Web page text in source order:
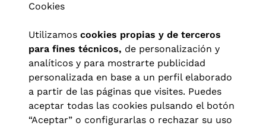
Cookies
Utilizamos cookies propias y de terceros
para fines técnicos, de personalización y
analíticos y para mostrarte publicidad
personalizada en base a un perfil elaborado
a partir de las páginas que visites. Puedes
aceptar todas las cookies pulsando el botón
“Aceptar” o configurarlas o rechazar su uso